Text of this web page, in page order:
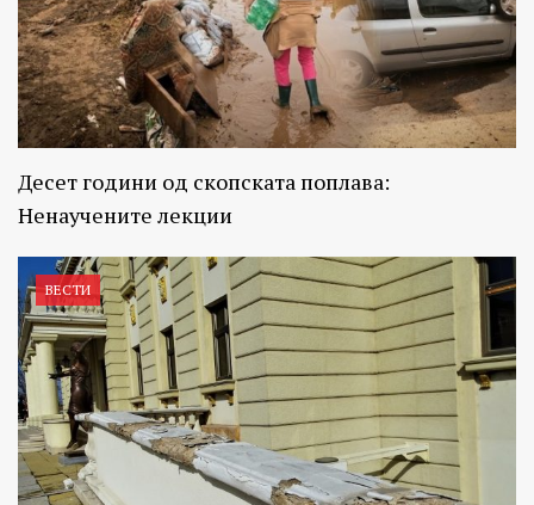
Десет години од скопската поплава:
Ненаучените лекции
ВЕСТИ